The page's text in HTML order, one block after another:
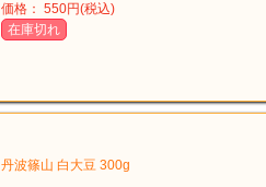
価格： 550円(税込)
在庫切れ
丹波篠山 白大豆 300g